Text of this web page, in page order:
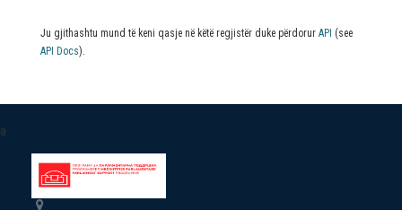
Ju gjithashtu mund të keni qasje në këtë regjistër duke përdorur API (see
API Docs).
a